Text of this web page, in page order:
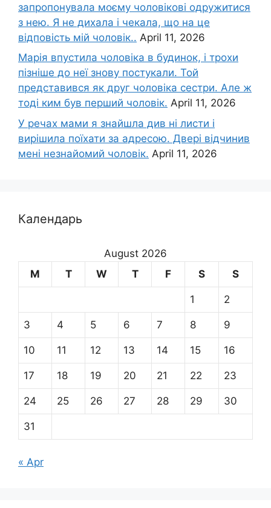
запропонувала моєму чоловікові одружитися
з нею. Я не дихала і чекала, що на це
відповість мій чоловік.. April 11, 2026
Марія впустила чоловіка в будинок, і трохи
пізніше до неї знову постукали. Той
представився як друг чоловіка сестри. Але ж
тоді ким був перший чоловік. April 11, 2026
У речах мами я знайшла див ні листи і
вирішила поїхати за адресою. Двері відчинив
мені незнайомий чоловік. April 11, 2026
Календарь
August 2026
M
T W T F S S
1 2
3 4 5 6 7 8 9
10 11 12 13 14 15 16
17 18 19 20 21 22 23
24 25 26 27 28 29 30
31
« Apr